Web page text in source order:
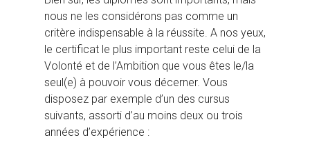
nous ne les considérons pas comme un
critère indispensable à la réussite. A nos yeux,
le certificat le plus important reste celui de la
Volonté et de l’Ambition que vous êtes le/la
seul(e) à pouvoir vous décerner. Vous
disposez par exemple d’un des cursus
suivants, assorti d’au moins deux ou trois
années d’expérience :